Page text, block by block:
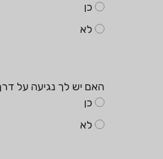
כן
לא
האם יש לך נגיעה על דרך
כן
לא